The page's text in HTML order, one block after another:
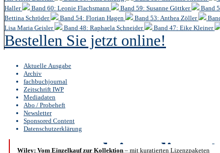
Haller
Band 60: Leonie Flachsmann Band 59: Susanne Göttker
Band
Bettina Schröder
Band 54: Florian Hagen Band 53: Anthea Zöller
Lisa Maria Geisler
Band 48: Raphaela Schneider Band 47: Eike Kleiner
Bestellen Sie jetzt online!
Aktuelle Ausgabe
Archiv
fachbuchjournal
Zeitschrift IWP
Mediadaten
Abo / Probeheft
Newsletter
Sponsored Content
Datenschutzerklärung
Wiley: Vom Einzelkauf zur Kollektion – mit kuratierten Lizenzpaketen